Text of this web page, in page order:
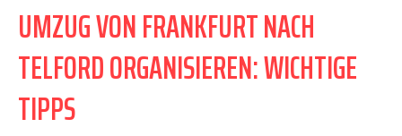
UMZUG VON FRANKFURT NACH
TELFORD ORGANISIEREN: WICHTIGE
TIPPS